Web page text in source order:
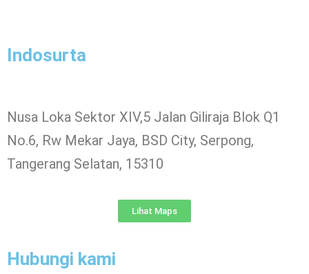
Indosurta
Nusa Loka Sektor XIV,5 Jalan Giliraja Blok Q1
No.6, Rw Mekar Jaya, BSD City, Serpong,
Tangerang Selatan, 15310
Lihat Maps
Hubungi kami